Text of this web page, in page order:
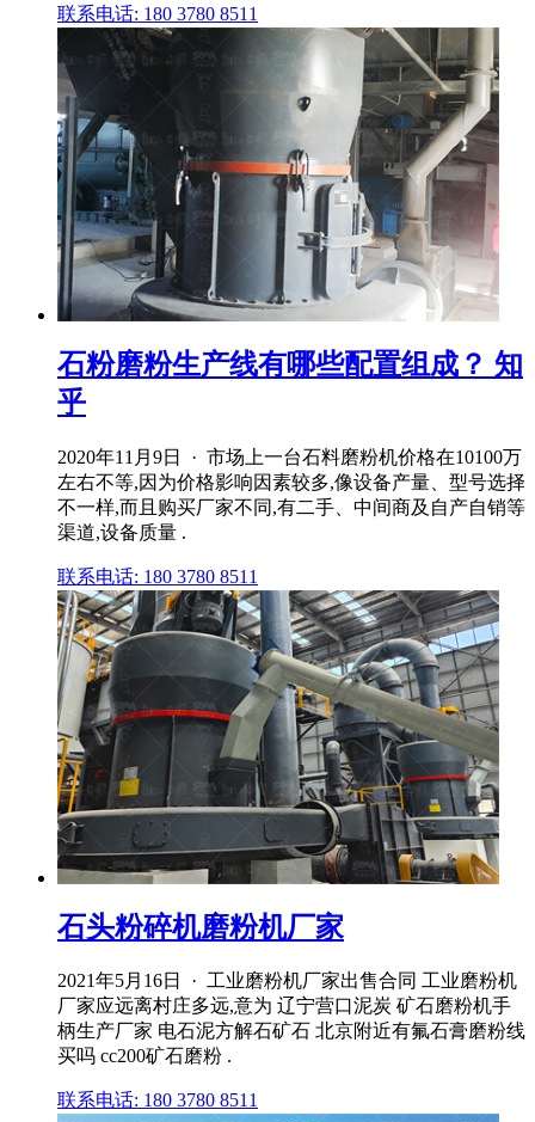
联系电话: 180 3780 8511
石粉磨粉生产线有哪些配置组成？ 知
乎
2020年11月9日 · 市场上一台石料磨粉机价格在10100万
左右不等,因为价格影响因素较多,像设备产量、型号选择
不一样,而且购买厂家不同,有二手、中间商及自产自销等
渠道,设备质量 .
联系电话: 180 3780 8511
石头粉碎机磨粉机厂家
2021年5月16日 · 工业磨粉机厂家出售合同 工业磨粉机
厂家应远离村庄多远,意为 辽宁营口泥炭 矿石磨粉机手
柄生产厂家 电石泥方解石矿石 北京附近有氟石膏磨粉线
买吗 cc200矿石磨粉 .
联系电话: 180 3780 8511